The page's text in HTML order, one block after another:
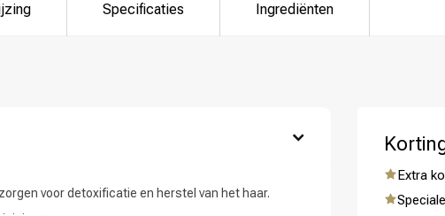
ben jij naar op zoek?
Specificaties Ingrediënten
voor detoxificatie en herstel van het haar.
Extra